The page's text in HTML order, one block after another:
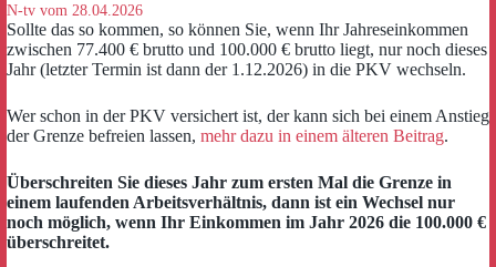
N-tv vom 28.04.2026
Sollte das so kommen, so können Sie, wenn Ihr Jahreseinkommen
zwischen 77.400 € brutto und 100.000 € brutto liegt, nur noch dieses
Jahr (letzter Termin ist dann der 1.12.2026) in die PKV wechseln.
Wer schon in der PKV versichert ist, der kann sich bei einem Anstieg
der Grenze befreien lassen, mehr dazu in einem älteren Beitrag.
Überschreiten Sie dieses Jahr zum ersten Mal die Grenze in
einem laufenden Arbeitsverhältnis, dann ist ein Wechsel nur
noch möglich, wenn Ihr Einkommen im Jahr 2026 die 100.000 €
überschreitet.